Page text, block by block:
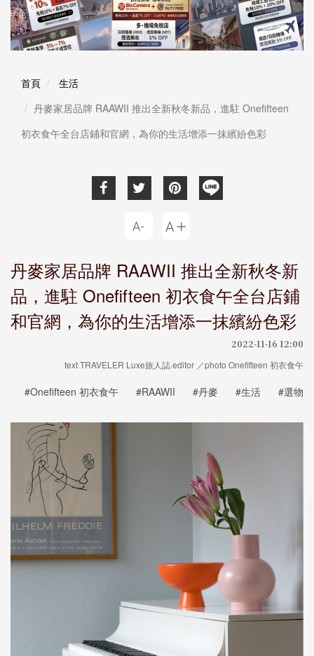
首頁
生活
丹麥家居品牌 RAAWII 推出全新秋冬新品，進駐 Onefifteen
初衣食午全台店鋪和官網，為你的生活增添一抹繽紛色彩
丹麥家居品牌 RAAWII 推出全新秋冬新
品，進駐 Onefifteen 初衣食午全台店鋪
和官網，為你的生活增添一抹繽紛色彩
2022-11-16 12:00
text TRAVELER Luxe旅人誌·editor ／photo Onefifteen 初衣食午
#Onefifteen 初衣食午 #RAAWII #丹麥 #生活 #選物